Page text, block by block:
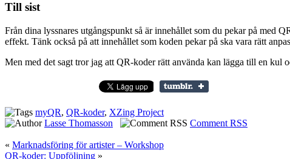
Till sist
Från dina lyssnares utgångspunkt så är innehållet som du pekar på med
effekt. Tänk också på att innehållet som koden pekar på ska vara rätt
Men med det sagt tror jag att QR-koder rätt använda kan lägga till en
myQR, QR-koder, XZing Project
Lasse Thomasson
Comment RSS
« Marknadsföring för artister – Workshop
QR-koder: Uppföljning »